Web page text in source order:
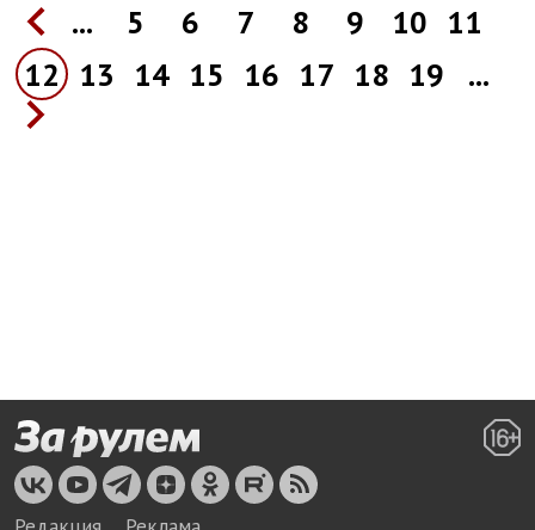
... 5 6 7 8 9 10 11
12
13 14 15 16 17 18 19 ...